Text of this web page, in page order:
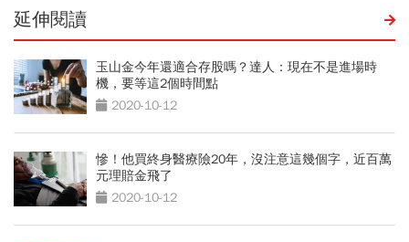
延伸閱讀
玉山金今年還適合存股嗎？達人：現在不是進場時
機，要等這2個時間點
2020-10-12
慘！他買終身醫療險20年，沒注意這幾個字，近百萬
元理賠金飛了
2020-10-12